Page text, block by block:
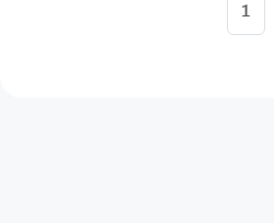
1